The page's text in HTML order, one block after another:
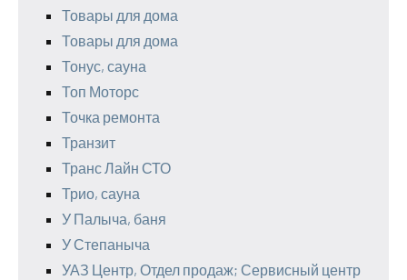
Товары для дома
Товары для дома
Тонус, сауна
Топ Моторс
Точка ремонта
Транзит
Транс Лайн СТО
Трио, сауна
У Палыча, баня
У Степаныча
УАЗ Центр, Отдел продаж; Сервисный центр